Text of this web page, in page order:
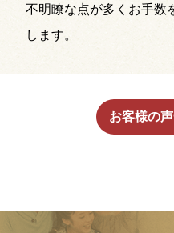
不明瞭な点が多くお手数
します。
お客様の